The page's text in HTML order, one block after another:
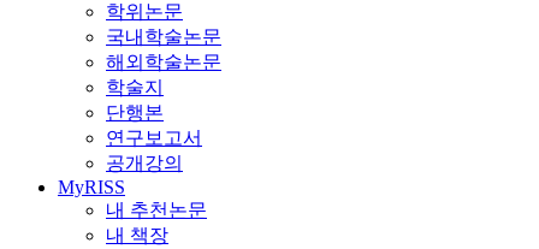
학위논문
국내학술논문
해외학술논문
학술지
단행본
연구보고서
공개강의
MyRISS
내 추천논문
내 책장